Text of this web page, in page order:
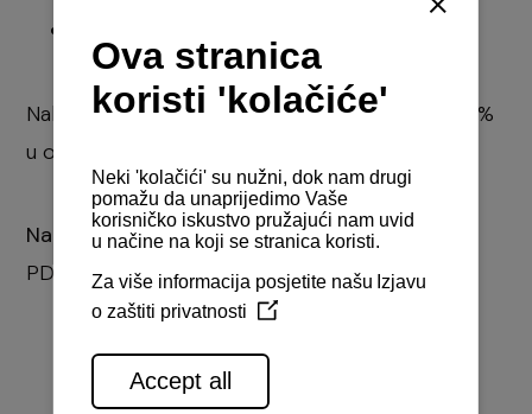
Nabavkom ponuđenih paketa vaša je ušteda 15%
u odnosu na pojedinačne cijene.
Napomena:Sve cijene su izražene u kunama sa
PDV-om.